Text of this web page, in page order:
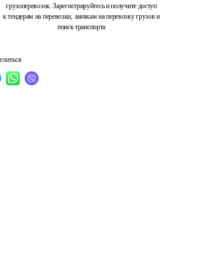
грузоперевозок. Зарегистрируйтесь и получите доступ
к тендерам на перевозки, заявкам на перевозку грузов и
поиск транспорта